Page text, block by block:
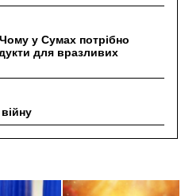
у Сумах потрібно
для вразливих